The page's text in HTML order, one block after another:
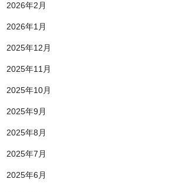
2026年2月
2026年1月
2025年12月
2025年11月
2025年10月
2025年9月
2025年8月
2025年7月
2025年6月